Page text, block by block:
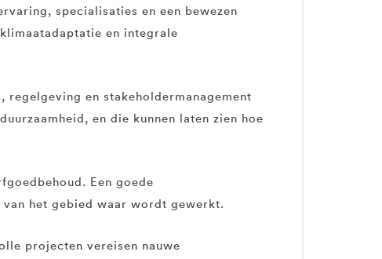
specialisaties en een bewezen
en integrale
regelgeving en stakeholdermanagement
en die kunnen laten zien hoe
Een goede
het gebied waar wordt gewerkt.
projecten vereisen nauwe